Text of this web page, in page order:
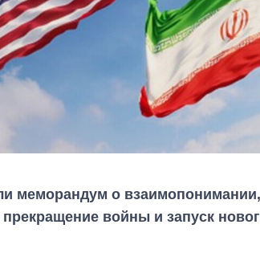
меморандум о
войны и запуск